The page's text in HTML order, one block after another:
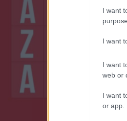
I want
I want
I want
web or
I want
or app.